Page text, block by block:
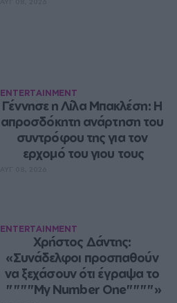
ENTERTAINMENT
Γέννησε η Λίλα Μπακλέση: Η
απροσδόκητη ανάρτηση του
συντρόφου της για τον
ερχομό του γιου τους
ENTERTAINMENT
Χρήστος Δάντης:
«Συνάδελφοι προσπαθούν
να ξεχάσουν ότι έγραψα το
""""My Number One""""»